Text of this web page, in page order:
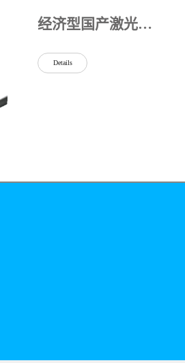
经济型国产激光位移传感器HC-Q系列可替代Panasonic松下HG-C系列
Details